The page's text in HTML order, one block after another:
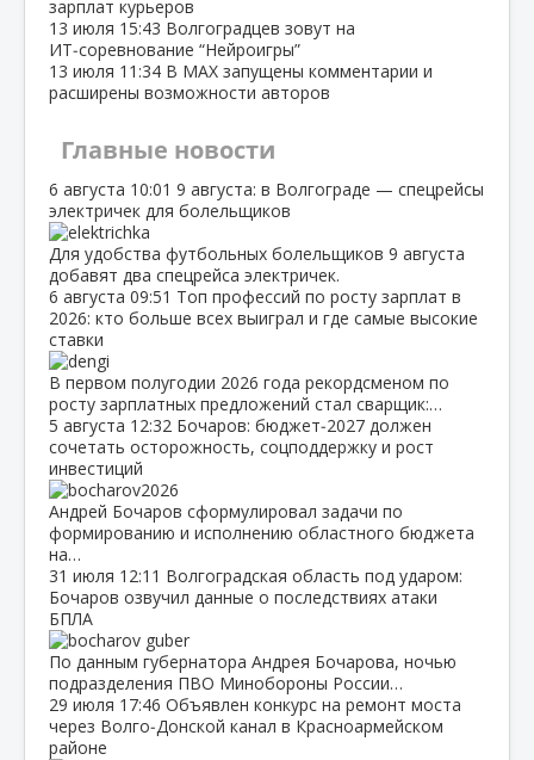
зарплат курьеров
13 июля 15:43 Волгоградцев зовут на
ИТ‑соревнование “Нейроигры”
13 июля 11:34 В МАХ запущены комментарии и
расширены возможности авторов
Главные новости
6 августа 10:01 9 августа: в Волгограде — спецрейсы
электричек для болельщиков
Для удобства футбольных болельщиков 9 августа
добавят два спецрейса электричек.
6 августа 09:51 Топ профессий по росту зарплат в
2026: кто больше всех выиграл и где самые высокие
ставки
В первом полугодии 2026 года рекордсменом по
росту зарплатных предложений стал сварщик:…
5 августа 12:32 Бочаров: бюджет‑2027 должен
сочетать осторожность, соцподдержку и рост
инвестиций
Андрей Бочаров сформулировал задачи по
формированию и исполнению областного бюджета
на…
31 июля 12:11 Волгоградская область под ударом:
Бочаров озвучил данные о последствиях атаки
БПЛА
По данным губернатора Андрея Бочарова, ночью
подразделения ПВО Минобороны России…
29 июля 17:46 Объявлен конкурс на ремонт моста
через Волго‑Донской канал в Красноармейском
районе